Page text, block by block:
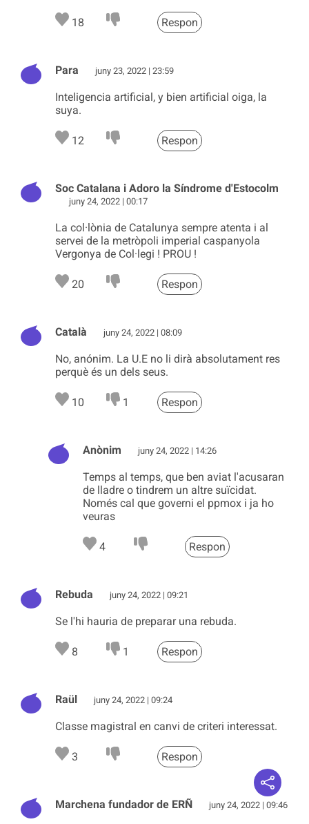
18 Respon
Para juny 23, 2022 | 23:59
Inteligencia artificial, y bien artificial oiga, la
suya.
12 Respon
Soc Catalana i Adoro la Síndrome d'Estocolm
juny 24, 2022 | 00:17
La col·lònia de Catalunya sempre atenta i al
servei de la metròpoli imperial caspanyola
Vergonya de Col·legi ! PROU !
20 Respon
Català juny 24, 2022 | 08:09
No, anónim. La U.E no li dirà absolutament res
perquè és un dels seus.
10 1 Respon
Anònim juny 24, 2022 | 14:26
Temps al temps, que ben aviat l'acusaran
de lladre o tindrem un altre suïcidat.
Només cal que governi el ppmox i ja ho
veuras
4 Respon
Rebuda juny 24, 2022 | 09:21
Se l'hi hauria de preparar una rebuda.
8 1 Respon
Raül juny 24, 2022 | 09:24
Classe magistral en canvi de criteri interessat.
3 Respon
Marchena fundador de ERÑ juny 24, 2022 | 09:46